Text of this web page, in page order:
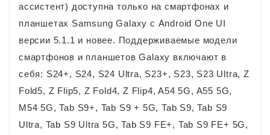
ассистент) доступна только на смартфонах и
планшетах Samsung Galaxy с Android One UI
версии 5.1.1 и новее. Поддерживаемые модели
смартфонов и планшетов Galaxy включают в
себя: S24+, S24, S24 Ultra, S23+, S23, S23 Ultra, Z
Fold5, Z Flip5, Z Fold4, Z Flip4, A54 5G, A55 5G,
M54 5G, Tab S9+, Tab S9 + 5G, Tab S9, Tab S9
Ultra, Tab S9 Ultra 5G, Tab S9 FE+, Tab S9 FE+ 5G,